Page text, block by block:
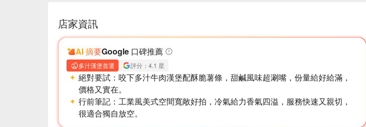
店家資訊
AI 摘要Google 口碑推薦
多汁漢堡首選 評分：4.1 星
絕對要試： 咬下多汁牛肉漢堡配酥脆薯條，甜鹹風味超涮嘴，份量給好給滿，
價格又實在。
行前筆記： 工業風美式空間寬敞好拍，冷氣給力香氣四溢，服務快速又親切，
很適合獨自放空。